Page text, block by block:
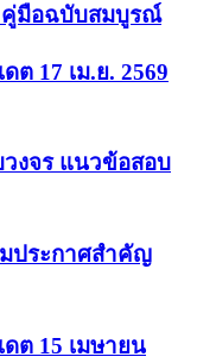
คู่มือฉบับสมบูรณ์
ต 17 เม.ย. 2569
วงจร แนวข้อสอบ
มประกาศสำคัญ
ต 15 เมษายน